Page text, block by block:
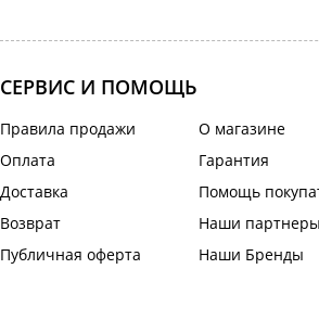
СЕРВИС И ПОМОЩЬ
Правила продажи
Оплата
Доставка
Возврат
Публичная оферта
О магазине
Гарантия
Помощь
Наши партнеры
Наши Бренды